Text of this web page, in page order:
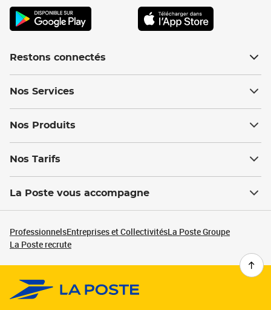
Restons connectés
Nos Services
Nos Produits
Nos Tarifs
La Poste vous accompagne
ProfessionnelsEntreprises et CollectivitésLa Poste Groupe
La Poste recrute